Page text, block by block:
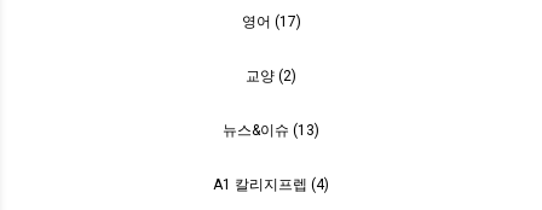
영어 (17)
교양 (2)
뉴스&이슈 (13)
A1 칼리지프렙 (4)